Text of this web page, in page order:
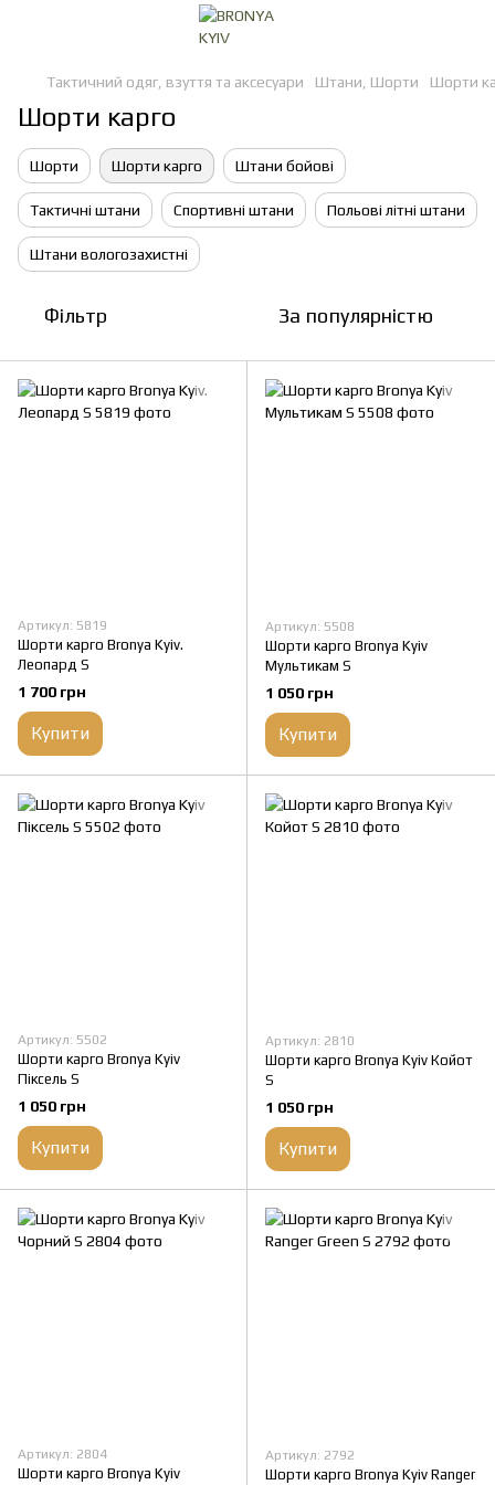
Тактичний одяг, взуття та аксесуари Штани, Шорти Шорти
Шорти карго
Шорти Шорти карго Штани бойові
Тактичні штани Спортивні штани Польові літні штани
Штани вологозахистні
Фільтр За популярністю
Артикул: 5819
Шорти карго Bronya Kyiv.
Леопард S
1 700 грн
Купити
Артикул: 5508
Шорти карго Bronya Kyiv
Мультикам S
1 050 грн
Купити
Артикул: 5502
Шорти карго Bronya Kyiv
Піксель S
1 050 грн
Купити
Артикул: 2810
Шорти карго Bronya Kyiv Койот
S
1 050 грн
Купити
Артикул: 2804
Шорти карго Bronya Kyiv
Артикул: 2792
Шорти карго Bronya Kyiv Ranger